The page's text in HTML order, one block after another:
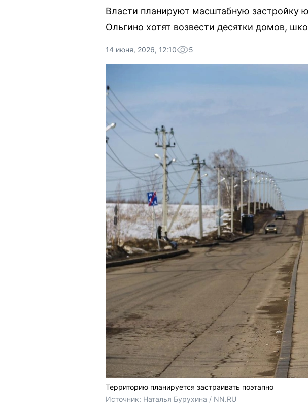
Власти планируют масштабную застройку
Ольгино хотят возвести десятки домов,
14 июня, 2026, 12:10 5
Территорию планируется застраивать поэтапно
Источник: Наталья Бурухина / NN.RU